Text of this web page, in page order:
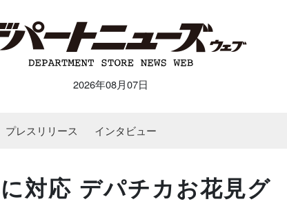
2026年08月07日
プレスリリース インタビュー
対応 デパチカお花見グ